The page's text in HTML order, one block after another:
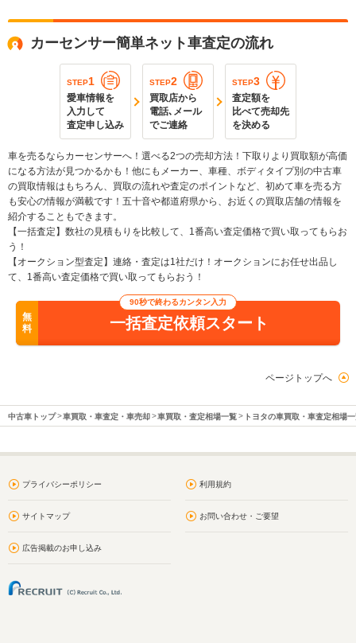
カーセンサー簡単ネット車査定の流れ
STEP1
愛車情報を
入力して
査定申し込み
STEP2
買取店から
電話､メール
でご連絡
STEP3
査定額を
比べて売却先
を決める
車を売るならカーセンサーへ！選べる2つの売却方法！下取りより買取額が高価
になる方法が見つかるかも！他にもメーカー、車種、ボディタイプ別の中古車
の買取情報はもちろん、買取の流れや査定のポイントなど、初めて車を売る方
も安心の情報が満載です！五十音や都道府県から、お近くの買取店舗の情報を
紹介することもできます。
【一括査定】数社の見積もりを比較して、1番高い査定価格で買い取ってもらお
う！
【オークション型査定】連絡・査定は1社だけ！オークションにお任せ出品し
て、1番高い査定価格で買い取ってもらおう！
無
料
90秒で終わるカンタン入力
一括査定依頼スタート
ページトップへ
中古車トップ 車買取・車査定・車売却 車買取・査定相場一覧 トヨタの車買取・車査定相場
プライバシーポリシー 利用規約
サイトマップ お問い合わせ・ご要望
広告掲載のお申し込み